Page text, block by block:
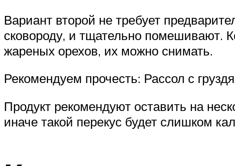
Вариант второй не требует
сковороду, и тщательно помешивают.
жареных орехов, их можно снимать.
Рекомендуем прочесть: Рассол с
Продукт рекомендуют оставить на
иначе такой перекус будет слишком